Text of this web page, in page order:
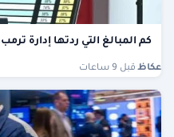
كم المبالغ التي ردتها إدارة
عكاظ قبل 9 ساعات